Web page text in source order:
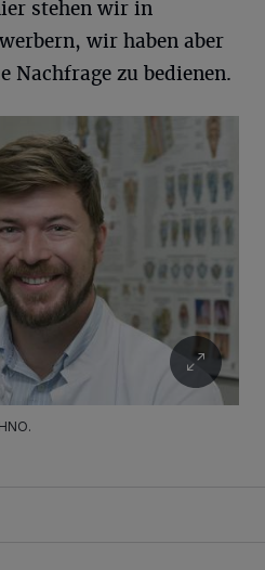
stehen wir in
wir haben aber
Nachfrage zu bedienen.